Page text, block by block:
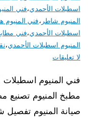
اسطبلات الأحمدي،فني
المنيوم شاطر ،فني المنيوم
اسطبلات الأحمدي،فني
المنيوم اسطبلات الأحمدي،
لا تعليقات
فني المنيوم
مطبخ المنيوم تصنيع
صيانة المنيوم تفصيل